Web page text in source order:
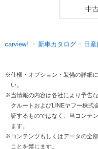
中
carview! 新車カタログ 日
※仕様・オプション・装備の詳細
い。
※当情報の内容は各社により予告
クルートおよびLINEヤフー株式
証するものではなく、当コンテ
ます。
※コンテンツもしくはデータの全
ことを禁じます。